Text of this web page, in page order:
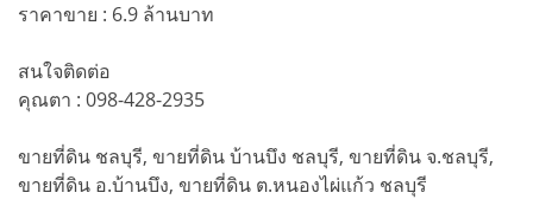
ราคาขาย : 6.9 ล้านบาท
สนใจติดต่อ
คุณตา : 098-428-2935
ขายที่ดิน ชลบุรี, ขายที่ดิน บ้านบึง ชลบุรี, ขายที่ดิน จ.ชลบุรี,
ขายที่ดิน อ.บ้านบึง, ขายที่ดิน ต.หนองไผ่แก้ว ชลบุรี